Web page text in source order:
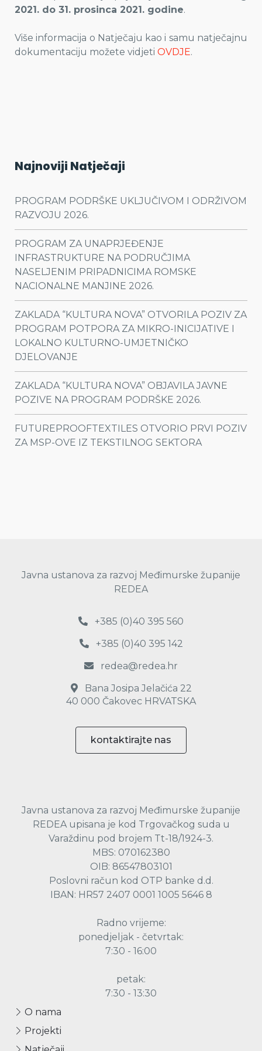
2021. do 31. prosinca 2021. godine.
Više informacija o Natječaju kao i samu natječajnu
dokumentaciju možete vidjeti OVDJE.
Najnoviji Natječaji
PROGRAM PODRŠKE UKLJUČIVOM I ODRŽIVOM
RAZVOJU 2026.
PROGRAM ZA UNAPRJEĐENJE
INFRASTRUKTURE NA PODRUČJIMA
NASELJENIM PRIPADNICIMA ROMSKE
NACIONALNE MANJINE 2026.
ZAKLADA “KULTURA NOVA” OTVORILA POZIV ZA
PROGRAM POTPORA ZA MIKRO-INICIJATIVE I
LOKALNO KULTURNO-UMJETNIČKO
DJELOVANJE
ZAKLADA “KULTURA NOVA” OBJAVILA JAVNE
POZIVE NA PROGRAM PODRŠKE 2026.
FUTUREPROOFTEXTILES OTVORIO PRVI POZIV
ZA MSP-OVE IZ TEKSTILNOG SEKTORA
Javna ustanova za razvoj Međimurske županije
REDEA
+385 (0)40 395 560
+385 (0)40 395 142
redea@redea.hr
Bana Josipa Jelačića 22
40 000 Čakovec HRVATSKA
kontaktirajte nas
Javna ustanova za razvoj Međimurske županije
REDEA upisana je kod Trgovačkog suda u
Varaždinu pod brojem Tt-18/1924-3.
MBS: 070162380
OIB: 86547803101
Poslovni račun kod OTP banke d.d.
IBAN: HR57 2407 0001 1005 5646 8
Radno vrijeme:
ponedjeljak - četvrtak:
7:30 - 16:00
petak:
7:30 - 13:30
O nama
Projekti